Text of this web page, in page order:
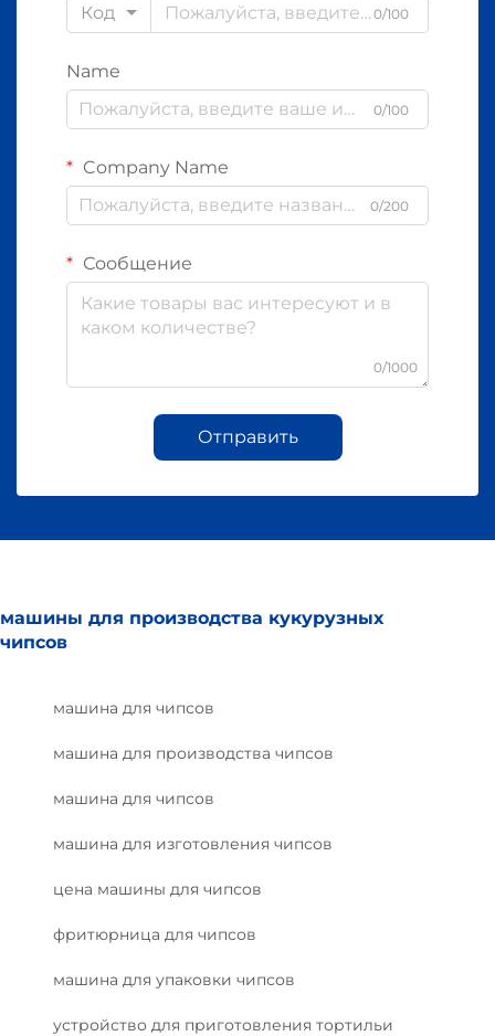
Код
0/100
Name
0/100
Company Name
0/200
Сообщение
0/1000
Отправить
машины для производства кукурузных
чипсов
машина для чипсов
машина для производства чипсов
машина для чипсов
машина для изготовления чипсов
цена машины для чипсов
фритюрница для чипсов
машина для упаковки чипсов
устройство для приготовления тортильи